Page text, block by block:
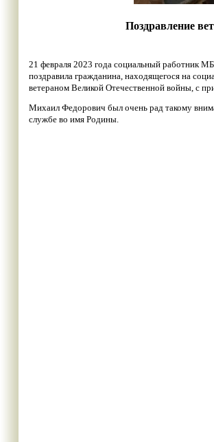
Поздравление
21 февраля 2023 года социальный
поздравила гражданина, находящегося на
ветераном Великой Отечественной войны, с
Михаил Федорович был очень рад такому
службе во имя Родины.